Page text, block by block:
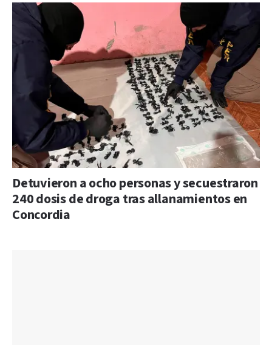
Detuvieron a ocho personas y secuestraron
240 dosis de droga tras allanamientos en
Concordia